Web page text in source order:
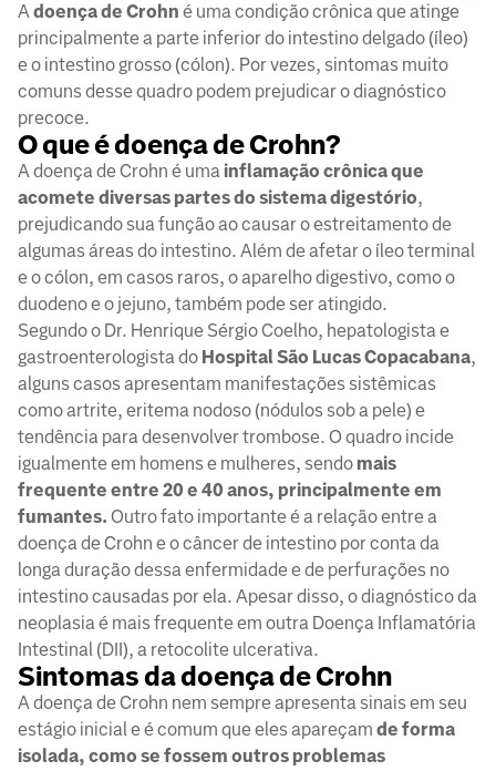
Adoença de Crohn é uma condição crônica que atinge
principalmente a parte inferior do intestino delgado (íleo)
e o intestino grosso (cólon). Por vezes, sintomas muito
comuns desse quadro podem prejudicar o diagnóstico
precoce.
O que é doença de Crohn?
A doença de Crohn é uma inflamação crônica que
acomete diversas partes do sistema digestório,
prejudicando sua função ao causar o estreitamento de
algumas áreas do intestino. Além de afetar o íleo terminal
e o cólon, em casos raros, o aparelho digestivo, como o
duodeno e o jejuno, também pode ser atingido.
Segundo o Dr. Henrique Sérgio Coelho, hepatologista e
gastroenterologista do Hospital São Lucas Copacabana,
alguns casos apresentam manifestações sistêmicas
como artrite, eritema nodoso (nódulos sob a pele) e
tendência para desenvolver trombose. O quadro incide
igualmente em homens e mulheres, sendo mais
frequente entre 20 e 40 anos, principalmente em
fumantes. Outro fato importante é a relação entre a
doença de Crohn e o câncer de intestino por conta da
longa duração dessa enfermidade e de perfurações no
intestino causadas por ela. Apesar disso, o diagnóstico da
neoplasia é mais frequente em outra Doença Inflamatória
Intestinal (DII), a retocolite ulcerativa.
Sintomas da doença de Crohn
A doença de Crohn nem sempre apresenta sinais em seu
estágio inicial e é comum que eles apareçam de forma
isolada, como se fossem outros problemas